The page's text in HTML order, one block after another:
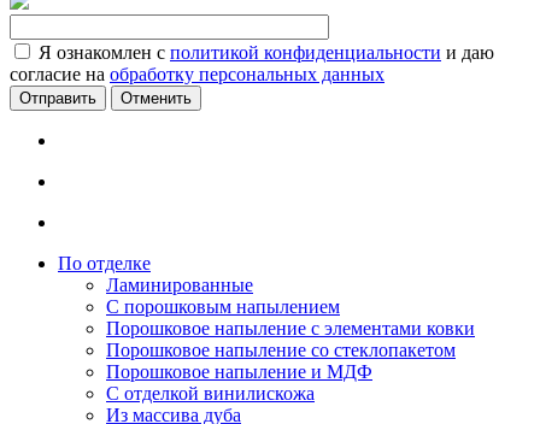
Я ознакомлен с политикой конфиденциальности и даю
согласие на обработку персональных данных
Отменить
По отделке
Ламинированные
С порошковым напылением
Порошковое напыление с элементами ковки
Порошковое напыление со стеклопакетом
Порошковое напыление и МДФ
С отделкой винилискожа
Из массива дуба